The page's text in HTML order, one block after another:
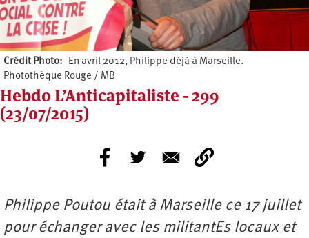
Crédit Photo
En avril 2012, Philippe déjà à Marseille.
Photothèque Rouge / MB
Hebdo L’Anticapitaliste - 299
(23/07/2015)
Philippe Poutou était à Marseille ce 17 juillet
pour échanger avec les militantEs locaux et